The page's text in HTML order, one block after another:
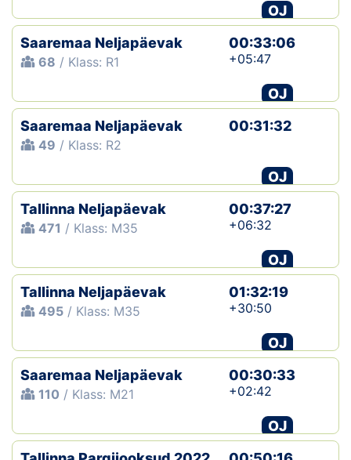
OJ
Saaremaa Neljapäevak
68 / Klass: R1
00:33:06
+05:47
OJ
Saaremaa Neljapäevak
49 / Klass: R2
00:31:32
OJ
Tallinna Neljapäevak
471 / Klass: M35
00:37:27
+06:32
OJ
Tallinna Neljapäevak
495 / Klass: M35
01:32:19
+30:50
OJ
Saaremaa Neljapäevak
110 / Klass: M21
00:30:33
+02:42
OJ